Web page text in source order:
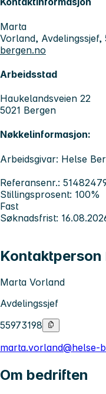
Marta
Vorland, Avdelingssjef,
bergen.no
Arbeidsstad
Haukelandsveien 22
5021 Bergen
Nøkkelinformasjon:
Arbeidsgivar: Helse
Referansenr.:
Stillingsprosent: 100%
Fast
Søknadsfrist:
Marta Vorland
Avdelingssjef
55973198
marta.vorland@helse-
Om bedriften